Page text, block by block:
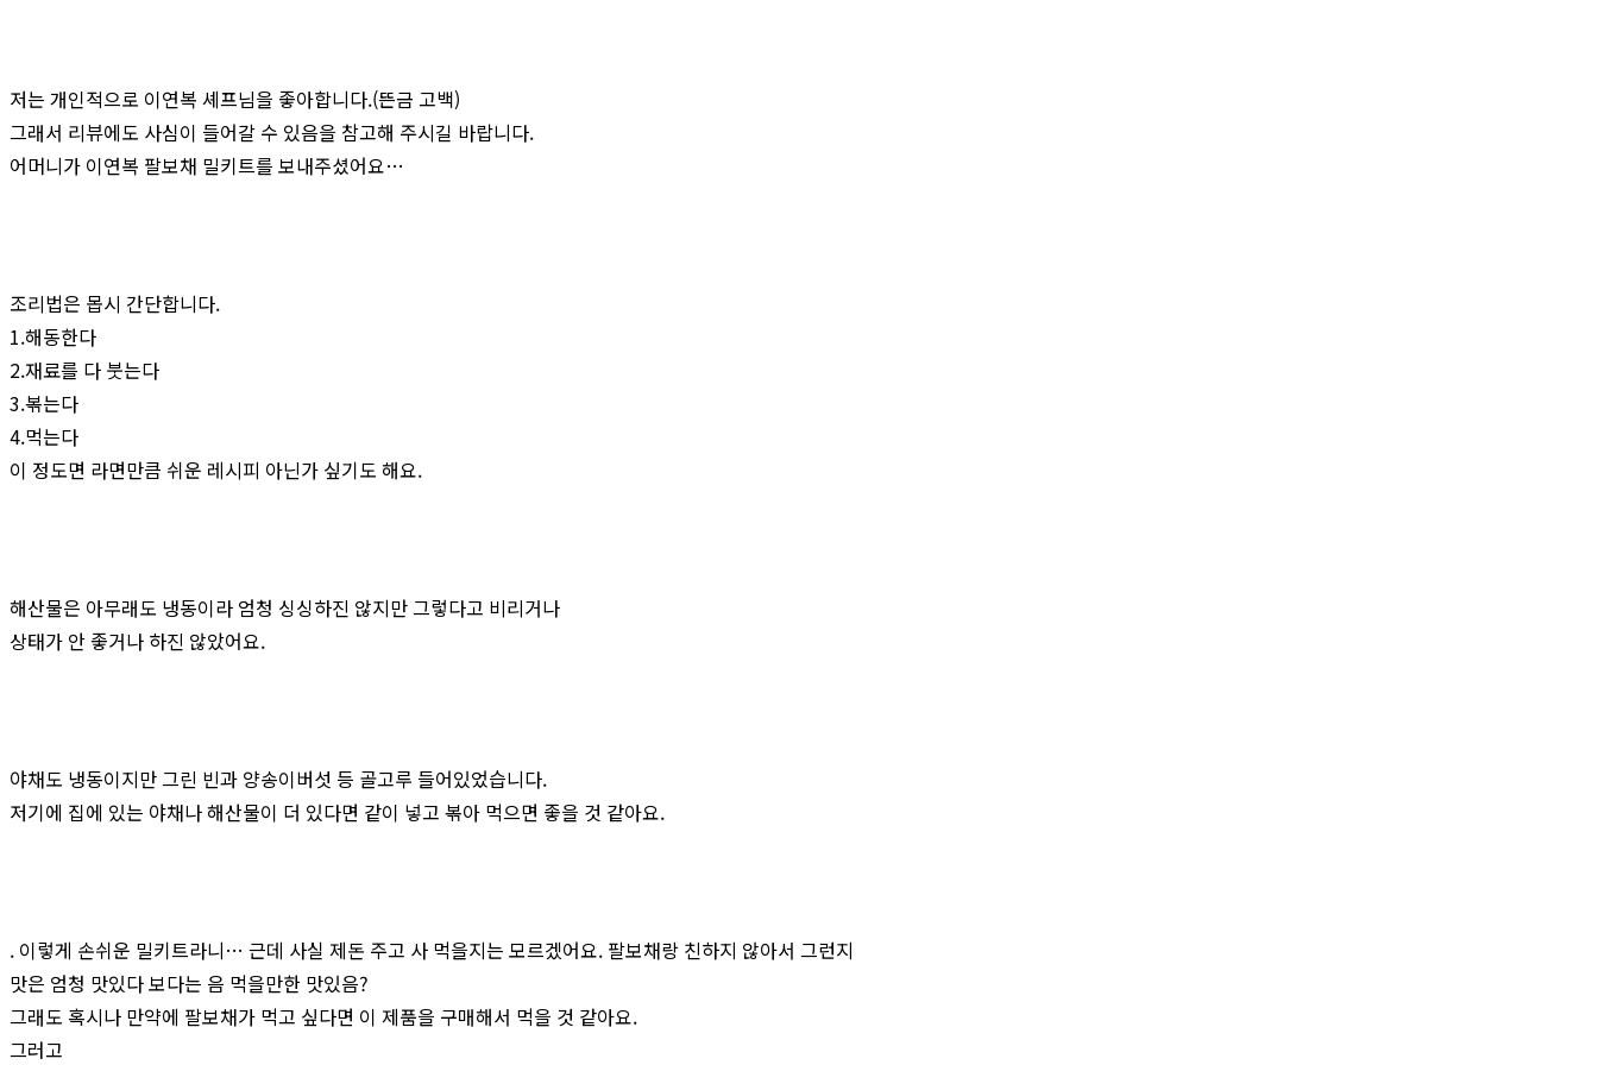
저는 개인적으로 이연복 셰프님을 좋아합니다.(뜬금 고백)
그래서 리뷰에도 사심이 들어갈 수 있음을 참고해 주시길 바랍니다.
어머니가 이연복 팔보채 밀키트를 보내주셨어요…
조리법은 몹시 간단합니다.
1.해동한다
2.재료를 다 붓는다
3.볶는다
4.먹는다
이 정도면 라면만큼 쉬운 레시피 아닌가 싶기도 해요.
해산물은 아무래도 냉동이라 엄청 싱싱하진 않지만 그렇다고 비리거나
상태가 안 좋거나 하진 않았어요.
야채도 냉동이지만 그린 빈과 양송이버섯 등 골고루 들어있었습니다.
저기에 집에 있는 야채나 해산물이 더 있다면 같이 넣고 볶아 먹으면 좋을 것 같아요.
. 이렇게 손쉬운 밀키트라니… 근데 사실 제돈 주고 사 먹을지는 모르겠어요. 팔보채랑 친하지 않아서 그런지
맛은 엄청 맛있다 보다는 음 먹을만한 맛있음?
그래도 혹시나 만약에 팔보채가 먹고 싶다면 이 제품을 구매해서 먹을 것 같아요.
그러고